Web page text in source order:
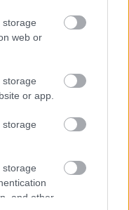
storage
web or
storage
or app.
storage
storage
and other
traumái
Történeti
hozzá. ...
traumái